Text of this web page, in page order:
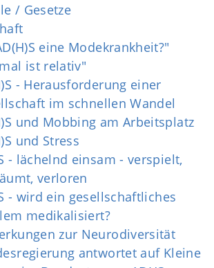
/ Gesetze
eine Modekrankheit?"
ist relativ"
- Herausforderung einer
im schnellen Wandel
und Mobbing am Arbeitsplatz
und Stress
- lächelnd einsam - verspielt,
verloren
- wird ein gesellschaftliches
medikalisiert?
zur Neurodiversität
antwortet auf Kleine